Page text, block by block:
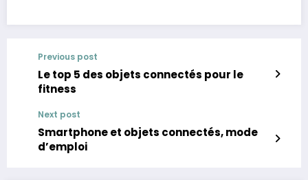
Previous post
Le top 5 des objets connectés pour le
fitness
Next post
Smartphone et objets connectés, mode
d’emploi